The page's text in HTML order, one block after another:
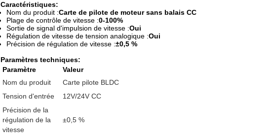
Caractéristiques:
Nom du produit :Carte de pilote de moteur sans balais CC
Plage de contrôle de vitesse :0-100%
Sortie de signal d'impulsion de vitesse :Oui
Régulation de vitesse de tension analogique :Oui
Précision de régulation de vitesse :±0,5 %
Paramètres techniques:
Paramètre
Valeur
Nom du produit
Carte pilote BLDC
Tension d'entrée
12V/24V CC
Précision de la
régulation de la
vitesse
±0,5 %